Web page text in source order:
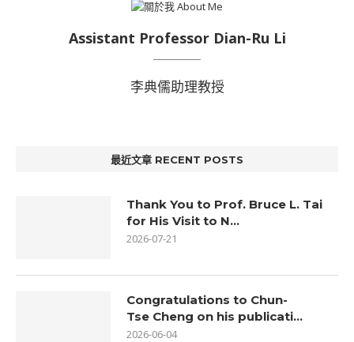
Assistant Professor Dian-Ru Li
李典儒助理教授
最近文章 RECENT POSTS
Thank You to Prof. Bruce L. Tai
for His Visit to N...
2026-07-21
Congratulations to Chun-
Tse Cheng on his publicati...
2026-06-04